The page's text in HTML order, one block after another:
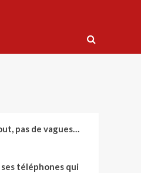
pas de vagues…
ses téléphones qui